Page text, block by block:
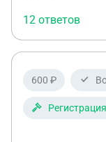
пожалуйста, в
уведомление о
12 ответов
600 ₽